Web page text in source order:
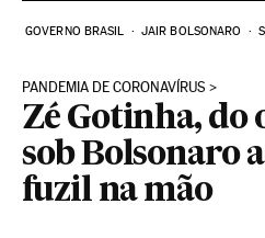
GOVERNO BRASIL JAIR BOLSONARO
PANDEMIA DE CORONAVÍRUS
Zé Gotinha, do
sob Bolsonaro
fuzil na mão